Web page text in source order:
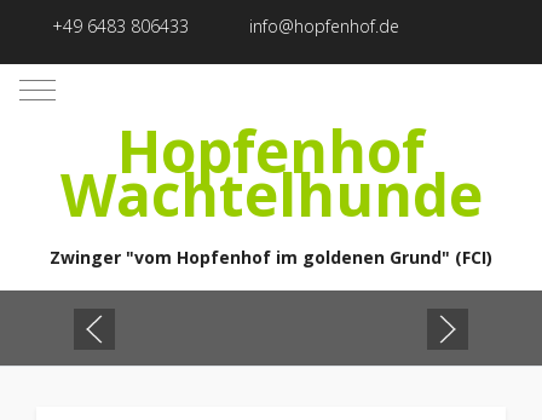
+49 6483 806433 info@hopfenhof.de
Mobile Menu Toggle
Hopfenhof
Wachtelhunde
Zwinger "vom Hopfenhof im goldenen Grund" (FCI)